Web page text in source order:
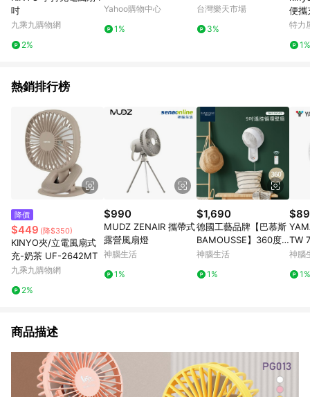
吋
九乘九購物網
2%
型風扇
Yahoo購物中心
1%
台灣樂天市場
3%
便攜
特力
1%
熱銷排行榜
降價
$449 (降$350)
KINYO夾/立電風扇式
充-奶茶 UF-2642MT
九乘九購物網
2%
$990
MUDZ ZENAIR 攜帶式
露營風扇燈
神腦生活
1%
$1,690
德國工藝品牌【巴慕斯
BAMOUSSE】360度
擺頭9吋遙控循環壁扇
神腦生活
1%
TW
神腦
1%
商品描述